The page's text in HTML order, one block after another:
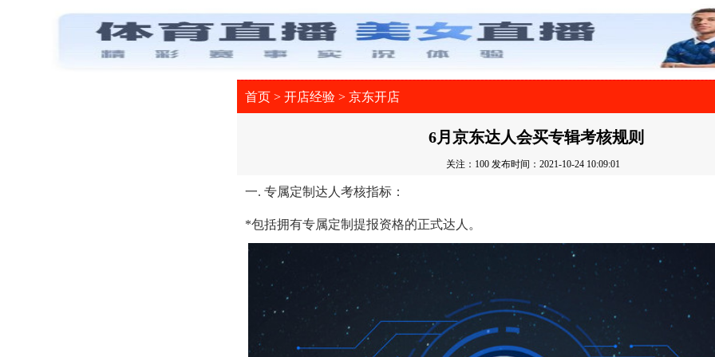
首页 > 开店经验 > 京东开店
6月京东达人会买专辑考核规则
关注：100 发布时间：2021-10-24 10:09:01
一. 专属定制达人考核指标：
*包括拥有专属定制提报资格的正式达人。